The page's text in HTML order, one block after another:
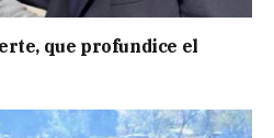
que profundice el